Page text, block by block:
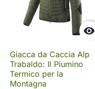

Giacca da Caccia Alp
Trabaldo: Il Piumino
Termico per la
Montagna